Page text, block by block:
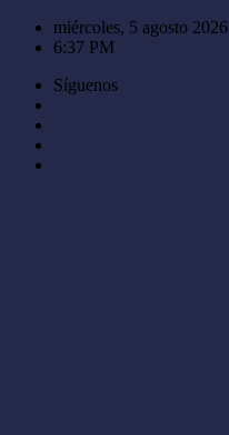
Saltar
miércoles, 5 agosto 2026
6:37 PM
Síguenos